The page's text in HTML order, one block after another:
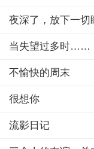
夜深了，放下一切
当失望过多时……
不愉快的周末
很想你
流影日记